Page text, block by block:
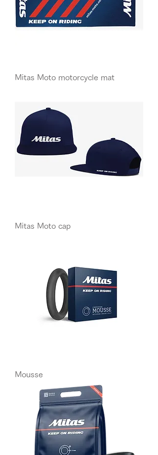
Mitas Moto motorcycle mat
Mitas Moto cap
Mousse